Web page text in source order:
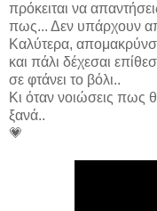
πρόκειται να
πως... Δεν υπάρχουν
Καλύτερα,
και πάλι δέχεσαι
σε φτάνει το βόλι..
Κι όταν νοιώσεις πως
ξανά..
💗